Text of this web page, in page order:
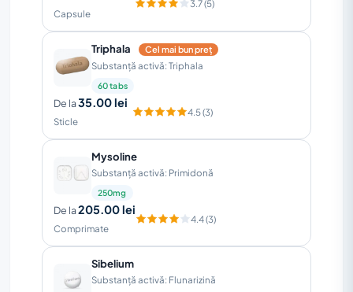
Capsule
3.7 (5)
Triphala Cel mai bun preț
Substanță activă: Triphala
60 tabs
De la35.00 lei
Sticle
4.5 (3)
Mysoline
Substanță activă: Primidonă
250mg
De la205.00 lei
Comprimate
4.4 (3)
Sibelium
Substanță activă: Flunarizină